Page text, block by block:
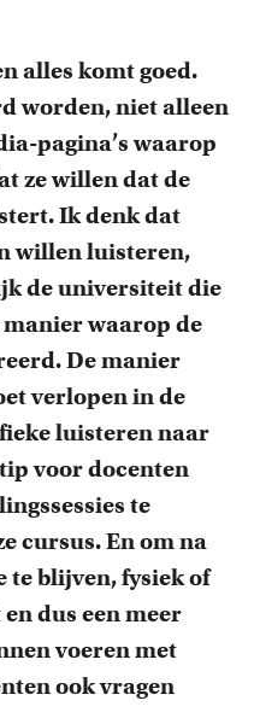
alles komt goed.
worden, niet alleen
pagina’s waarop
ze willen dat de
Ik denk dat
willen luisteren,
de universiteit die
manier waarop de
De manier
verlopen in de
luisteren naar
voor docenten
te
cursus. En om na
te blijven, fysiek of
dus een meer
voeren met
ook vragen